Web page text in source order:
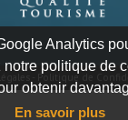
Analytics
notre politique de
obtenir
En savoir plus
Politique de